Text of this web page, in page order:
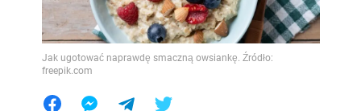
Jak ugotować naprawdę smaczną owsiankę. Źródło:
freepik.com